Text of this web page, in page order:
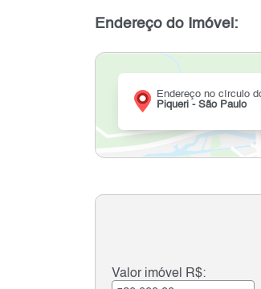
Endereço do Imóvel:
Endereço no círculo
Piqueri - São Paulo
Valor imóvel R$: